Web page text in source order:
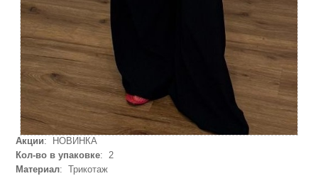
Акции: НОВИНКА
Кол-во в упаковке: 2
Материал: Трикотаж